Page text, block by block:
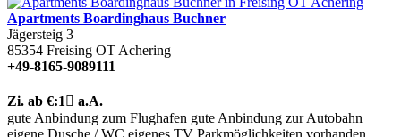
Apartments Boardinghaus Buchner
Jägersteig 3
85354 Freising OT Achering
+49-8165-9089111
Zi. ab €:1  a.A.
gute Anbindung zum Flughafen gute Anbindung zur Autobahn
eigene Dusche / WC eigenes TV Parkmöglichkeiten vorhanden